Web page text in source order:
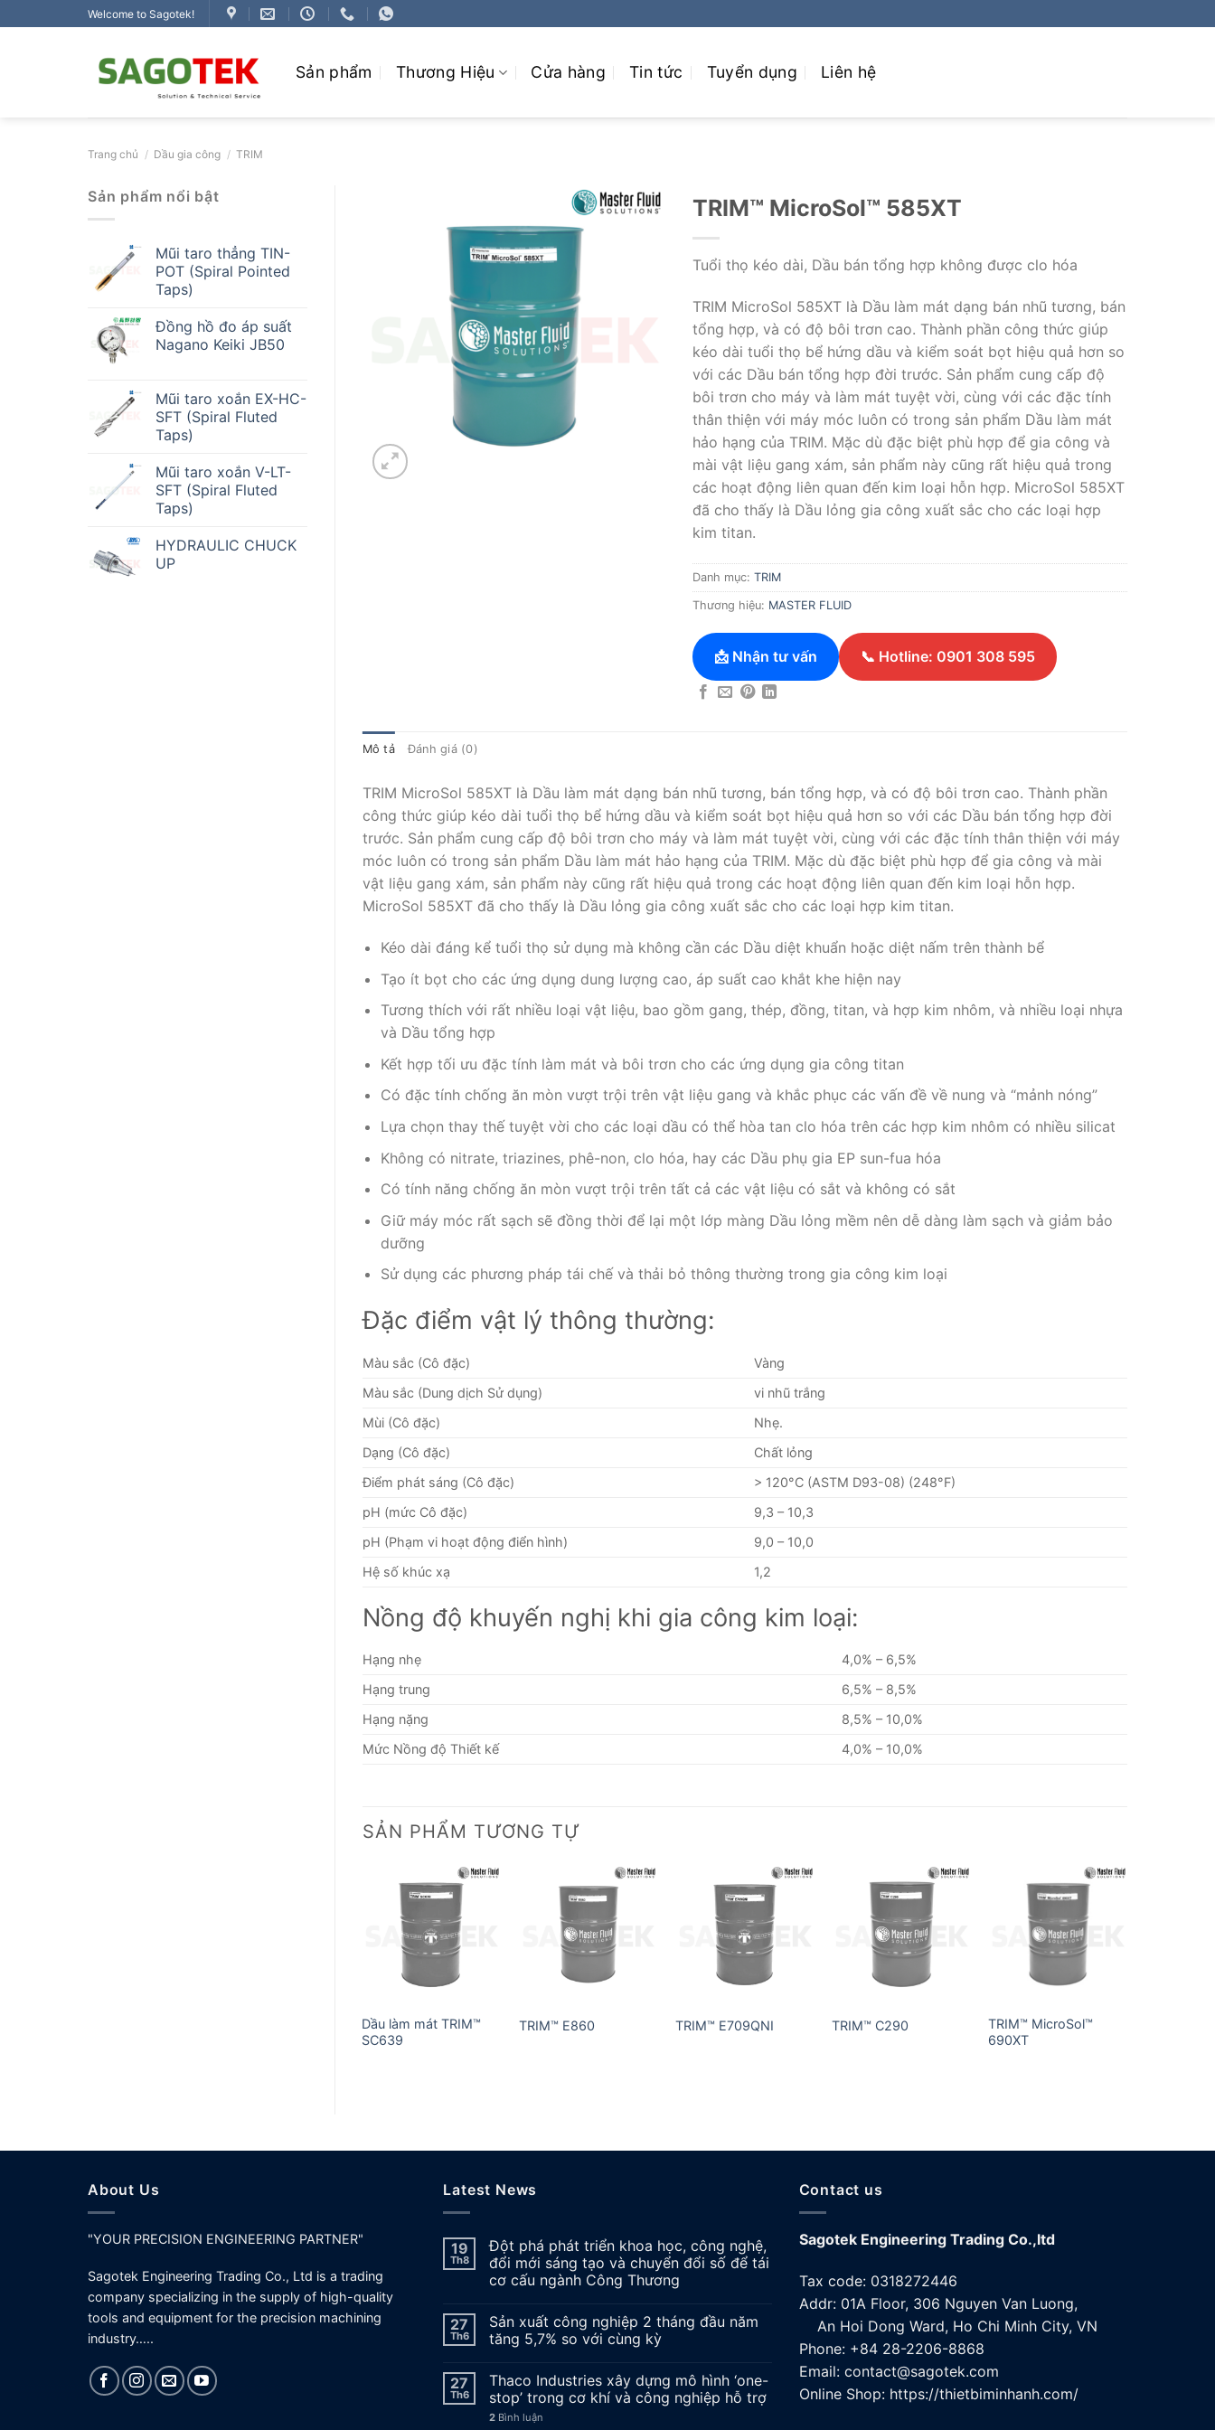
qua
Welcome to Sagotek!
Sản phẩm Thương Hiệu Cửa hàng Tin tức Tuyển dụng Liên hệ
Trang chủ / Dầu gia công / TRIM
Sản phẩm nổi bật
Mũi taro thẳng TIN-
POT (Spiral Pointed
Taps)
Đồng hồ đo áp suất
Nagano Keiki JB50
Mũi taro xoắn EX-HC-
SFT (Spiral Fluted
Taps)
Mũi taro xoắn V-LT-
SFT (Spiral Fluted
Taps)
HYDRAULIC CHUCK
UP
TRIM™ MicroSol™ 585XT
Tuổi thọ kéo dài, Dầu bán tổng hợp không được clo hóa
TRIM MicroSol 585XT là Dầu làm mát dạng bán nhũ tương, bán
tổng hợp, và có độ bôi trơn cao. Thành phần công thức giúp
kéo dài tuổi thọ bể hứng dầu và kiểm soát bọt hiệu quả hơn so
với các Dầu bán tổng hợp đời trước. Sản phẩm cung cấp độ
bôi trơn cho máy và làm mát tuyệt vời, cùng với các đặc tính
thân thiện với máy móc luôn có trong sản phẩm Dầu làm mát
hảo hạng của TRIM. Mặc dù đặc biệt phù hợp để gia công và
mài vật liệu gang xám, sản phẩm này cũng rất hiệu quả trong
các hoạt động liên quan đến kim loại hỗn hợp. MicroSol 585XT
đã cho thấy là Dầu lỏng gia công xuất sắc cho các loại hợp
kim titan.
Danh mục: TRIM
Thương hiệu: MASTER FLUID
📩 Nhận tư vấn 📞 Hotline: 0901 308 595
Mô tả Đánh giá (0)
TRIM MicroSol 585XT là Dầu làm mát dạng bán nhũ tương, bán tổng hợp, và có độ bôi trơn cao. Thành phần
công thức giúp kéo dài tuổi thọ bể hứng dầu và kiểm soát bọt hiệu quả hơn so với các Dầu bán tổng hợp đời
trước. Sản phẩm cung cấp độ bôi trơn cho máy và làm mát tuyệt vời, cùng với các đặc tính thân thiện với máy
móc luôn có trong sản phẩm Dầu làm mát hảo hạng của TRIM. Mặc dù đặc biệt phù hợp để gia công và mài
vật liệu gang xám, sản phẩm này cũng rất hiệu quả trong các hoạt động liên quan đến kim loại hỗn hợp.
MicroSol 585XT đã cho thấy là Dầu lỏng gia công xuất sắc cho các loại hợp kim titan.
Kéo dài đáng kể tuổi thọ sử dụng mà không cần các Dầu diệt khuẩn hoặc diệt nấm trên thành bể
Tạo ít bọt cho các ứng dụng dung lượng cao, áp suất cao khắt khe hiện nay
Tương thích với rất nhiều loại vật liệu, bao gồm gang, thép, đồng, titan, và hợp kim nhôm, và nhiều loại nhựa
và Dầu tổng hợp
Kết hợp tối ưu đặc tính làm mát và bôi trơn cho các ứng dụng gia công titan
Có đặc tính chống ăn mòn vượt trội trên vật liệu gang và khắc phục các vấn đề về nung và “mảnh nóng”
Lựa chọn thay thế tuyệt vời cho các loại dầu có thể hòa tan clo hóa trên các hợp kim nhôm có nhiều silicat
Không có nitrate, triazines, phê-non, clo hóa, hay các Dầu phụ gia EP sun-fua hóa
Có tính năng chống ăn mòn vượt trội trên tất cả các vật liệu có sắt và không có sắt
Giữ máy móc rất sạch sẽ đồng thời để lại một lớp màng Dầu lỏng mềm nên dễ dàng làm sạch và giảm bảo
dưỡng
Sử dụng các phương pháp tái chế và thải bỏ thông thường trong gia công kim loại
Đặc điểm vật lý thông thường:
Màu sắc (Cô đặc)
Vàng
Màu sắc (Dung dịch Sử dụng)
vi nhũ trắng
Mùi (Cô đặc)
Nhẹ.
Dạng (Cô đặc)
Chất lỏng
Điểm phát sáng (Cô đặc)
> 120°C (ASTM D93-08) (248°F)
pH (mức Cô đặc)
9,3 – 10,3
pH (Phạm vi hoạt động điển hình)
9,0 – 10,0
Hệ số khúc xạ
1,2
Nồng độ khuyến nghị khi gia công kim loại:
Hạng nhẹ
4,0% – 6,5%
Hạng trung
6,5% – 8,5%
Hạng nặng
8,5% – 10,0%
Mức Nồng độ Thiết kế
4,0% – 10,0%
SẢN PHẨM TƯƠNG TỰ
Dầu làm mát TRIM™
SC639
TRIM™ E860 TRIM™ E709QNI TRIM™ C290
TRIM™ MicroSol™
690XT
About Us
"YOUR PRECISION ENGINEERING PARTNER"
Sagotek Engineering Trading Co., Ltd is a trading
company specializing in the supply of high-quality
tools and equipment for the precision machining
industry…..
Latest News
19
Th8
Đột phá phát triển khoa học, công nghệ,
đổi mới sáng tạo và chuyển đổi số để tái
cơ cấu ngành Công Thương
27
Th6
Sản xuất công nghiệp 2 tháng đầu năm
tăng 5,7% so với cùng kỳ
27
Th6
Thaco Industries xây dựng mô hình ‘one-
stop’ trong cơ khí và công nghiệp hỗ trợ
2 Bình luận
Contact us
Sagotek Engineering Trading Co.,ltd
Tax code: 0318272446
Addr: 01A Floor, 306 Nguyen Van Luong,
An Hoi Dong Ward, Ho Chi Minh City, VN
Phone: +84 28-2206-8868
Email: contact@sagotek.com
Online Shop: https://thietbiminhanh.com/